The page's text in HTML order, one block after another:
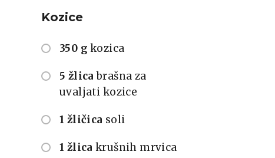
Kozice
350 g kozica
5 žlica brašna za
uvaljati kozice
1 žličica soli
1 žlica krušnih mrvica